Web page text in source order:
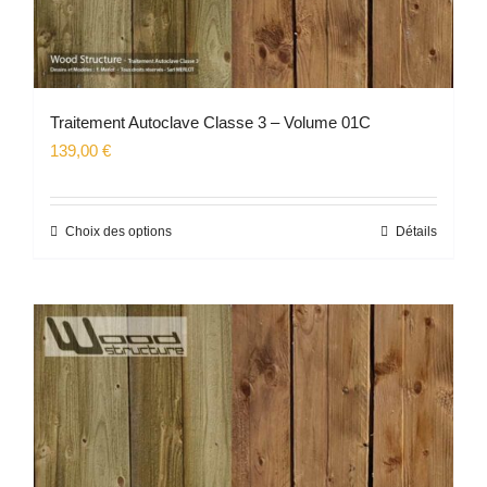
produit
Traitement Autoclave Classe 3 – Volume 01C
139,00 €
Choix des optionsCe
plusieurs
variations.
options
peuvent
être
Détails